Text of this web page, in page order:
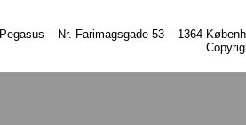
Pegasus – Nr. Farimagsgade 53 – 1364